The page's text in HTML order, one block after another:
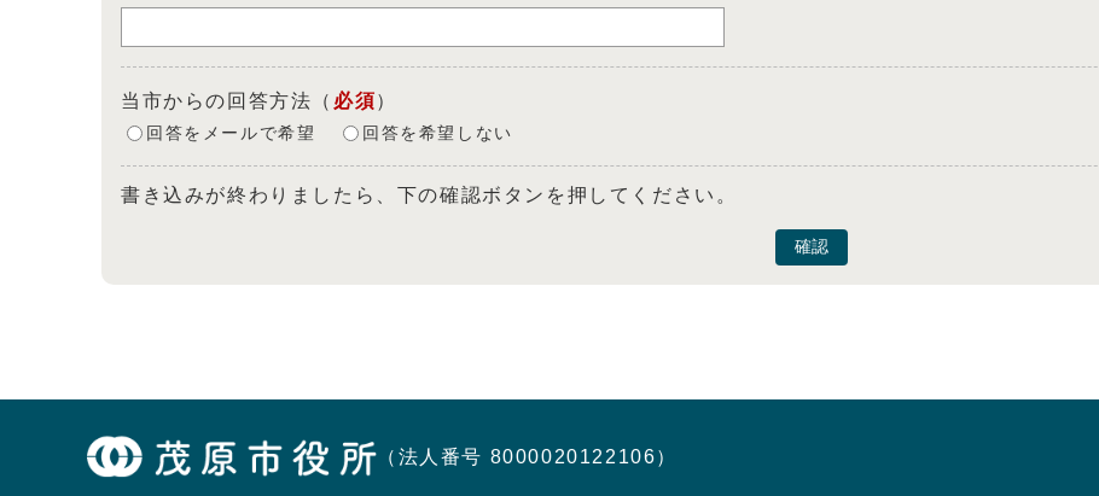
当市からの回答方法 （ 必須）
回答をメールで希望 回答を希望しない
書き込みが終わりましたら、下の確認ボタンを押してください。
確認
（法人番号 8000020122106）